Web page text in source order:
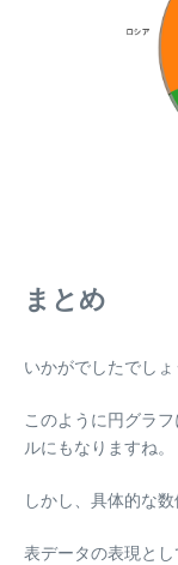
まとめ
いかがでしたでしょ
このように円グラ
ルにもなりますね。
しかし、具体的な
表データの表現と